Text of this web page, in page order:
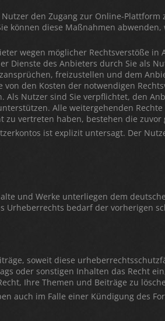
den Zugang zur Online-
können diese Maßnahmen
wegen möglicher Rechtsverstöße
Dienste des Anbieters durch Sie als
freizustellen und dem
den Kosten der notwendigen
Als Nutzer sind Sie verpflichtet, den
Alle weitergehenden
zu vertreten haben, bestehen die
ist explizit untersagt. Der
und Werke unterliegen dem
Urheberrechts bedarf der vorherigen
soweit diese
oder sonstigen Inhalten das Recht
Ihre Themen und Beiträge zu
auch im Falle einer Kündigung des